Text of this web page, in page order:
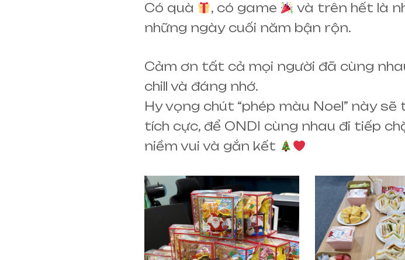
Có quà
, có game
và trên hết là
những ngày cuối năm bận rộn.
Cảm ơn tất cả mọi người đã cùng
chill và đáng nhớ.
Hy vọng chút “phép màu Noel” này
tích cực, để ONDI cùng nhau đi tiếp
niềm vui và gắn kết